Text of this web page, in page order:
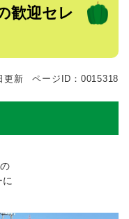
歓迎セレ
更新 ページID：0015318